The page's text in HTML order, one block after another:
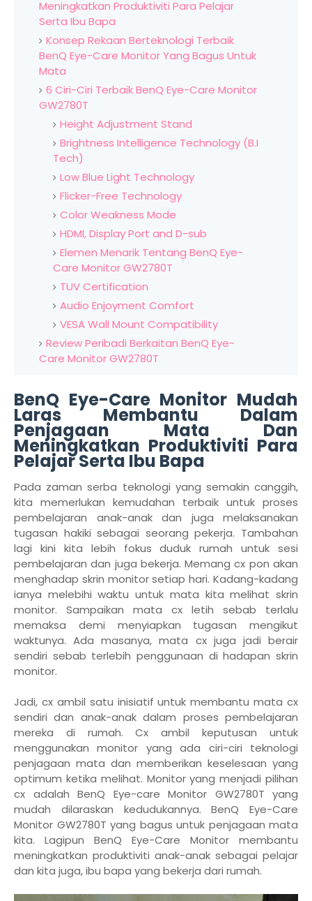
Meningkatkan Produktiviti Para Pelajar
Serta Ibu Bapa
Konsep Rekaan Berteknologi Terbaik
BenQ Eye-Care Monitor Yang Bagus Untuk
Mata
6 Ciri-Ciri Terbaik BenQ Eye-Care Monitor
GW2780T
Height Adjustment Stand
Brightness Intelligence Technology (B.I
Tech)
Low Blue Light Technology
Flicker-Free Technology
Color Weakness Mode
HDMI, Display Port and D-sub
Elemen Menarik Tentang BenQ Eye-
Care Monitor GW2780T
TUV Certification
Audio Enjoyment Comfort
VESA Wall Mount Compatibility
Review Peribadi Berkaitan BenQ Eye-
Care Monitor GW2780T
BenQ Eye-Care Monitor Mudah
Laras Membantu Dalam
Penjagaan Mata Dan
Meningkatkan Produktiviti Para
Pelajar Serta Ibu Bapa
Pada zaman serba teknologi yang semakin canggih,
kita memerlukan kemudahan terbaik untuk proses
pembelajaran anak-anak dan juga melaksanakan
tugasan hakiki sebagai seorang pekerja. Tambahan
lagi kini kita lebih fokus duduk rumah untuk sesi
pembelajaran dan juga bekerja. Memang cx pon akan
menghadap skrin monitor setiap hari. Kadang-kadang
ianya melebihi waktu untuk mata kita melihat skrin
monitor. Sampaikan mata cx letih sebab terlalu
memaksa demi menyiapkan tugasan mengikut
waktunya. Ada masanya, mata cx juga jadi berair
sendiri sebab terlebih penggunaan di hadapan skrin
monitor.
Jadi, cx ambil satu inisiatif untuk membantu mata cx
sendiri dan anak-anak dalam proses pembelajaran
mereka di rumah. Cx ambil keputusan untuk
menggunakan monitor yang ada ciri-ciri teknologi
penjagaan mata dan memberikan keselesaan yang
optimum ketika melihat. Monitor yang menjadi pilihan
cx adalah BenQ Eye-care Monitor GW2780T yang
mudah dilaraskan kedudukannya. BenQ Eye-Care
Monitor GW2780T yang bagus untuk penjagaan mata
kita. Lagipun BenQ Eye-Care Monitor membantu
meningkatkan produktiviti anak-anak sebagai pelajar
dan kita juga, ibu bapa yang bekerja dari rumah.